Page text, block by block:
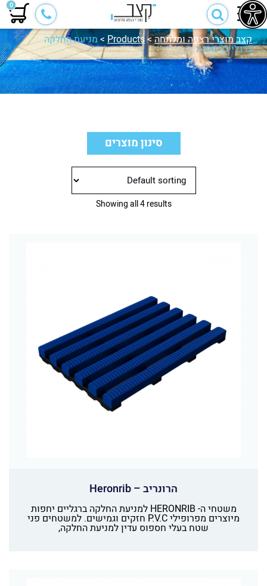
0
קצב מוצרי רצפה ומלתחה>
Products
>מניעת החלקה
ברגליים יחפות
יחפות
סינון מוצרים
Showing all 4 results
הרונריב – Heronrib
משטחי ה- HERONRIB למניעת החלקה ברגליים יחפות
מיוצרים מפרופילי P.V.C חזקים וגמישים. למשטחים פני
שטח בעלי חספוס עדין למניעת החלקה,